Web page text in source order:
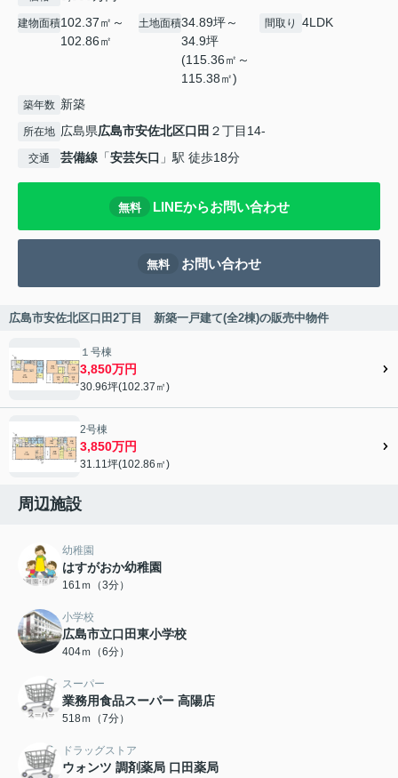
建物面積102.37㎡～
102.86㎡
土地面積34.89坪～
34.9坪
(115.36㎡～
115.38㎡)
間取り 4LDK
築年数 新築
所在地 広島県広島市安佐北区口田 ２丁目14-
交通 芸備線 「安芸矢口 」駅 徒歩18分
無料 LINEからお問い合わせ
無料 お問い合わせ
広島市安佐北区口田2丁目 新築一戸建て(全2棟)の販売中物件
１号棟
3,850万円
30.96坪(102.37㎡)
2号棟
3,850万円
31.11坪(102.86㎡)
周辺施設
幼稚園
はすがおか幼稚園
161ｍ（3分）
小学校
広島市立口田東小学校
404ｍ（6分）
スーパー
業務用食品スーパー 高陽店
518ｍ（7分）
ドラッグストア
ウォンツ 調剤薬局 口田薬局